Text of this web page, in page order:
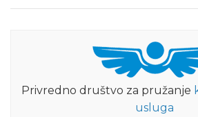
Privredno društvo za pružanje
usluga